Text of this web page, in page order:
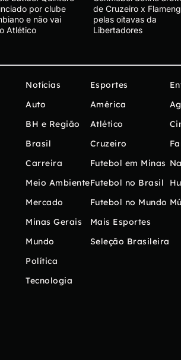
por clube
e não vai
Atlético
de Cruzeiro x
pelas oitavas da
Libertadores
Notícias
Auto
BH e Região
Brasil
Carreira
Meio Ambiente
Mercado
Minas Gerais
Mundo
Política
Tecnologia
Esportes
América
Atlético
Cruzeiro
Futebol em Minas
Futebol no Brasil
Futebol no Mundo
Mais Esportes
Seleção Brasileira